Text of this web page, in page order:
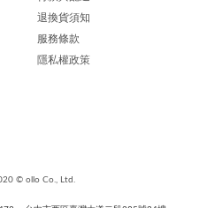
退換貨須知
服務條款
隱私權政策
© ollo Co., Ltd.